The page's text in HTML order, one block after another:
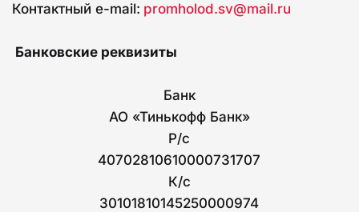
Контактный e-mail: promholod.sv@mail.ru
Банковские реквизиты
Банк
АО «Тинькофф Банк»
Р/с
40702810610000731707
К/с
30101810145250000974